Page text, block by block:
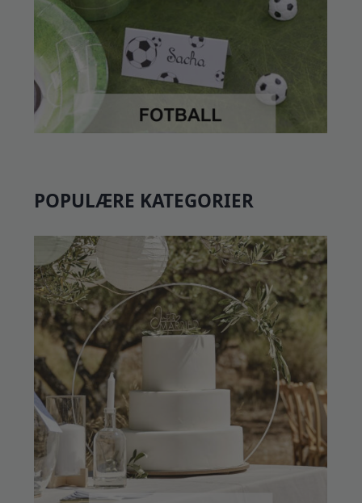
POPULÆRE KATEGORIER